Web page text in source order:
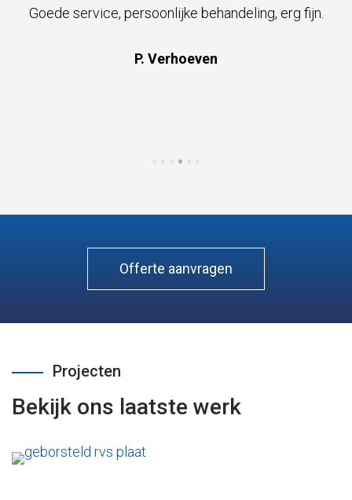
Goede service, persoonlijke behandeling, erg fijn.
P. Verhoeven
Offerte aanvragen
Projecten
Bekijk ons laatste werk